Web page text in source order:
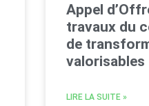
Appel
travaux du
de
valorisables
LIRE LA SUITE »